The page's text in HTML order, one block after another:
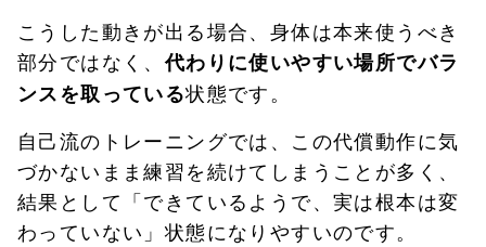
こうした動きが出る場合、身体は本来使うべき
部分ではなく、代わりに使いやすい場所でバラ
ンスを取っている状態です。
自己流のトレーニングでは、この代償動作に気
づかないまま練習を続けてしまうことが多く、
結果として「できているようで、実は根本は変
わっていない」状態になりやすいのです。